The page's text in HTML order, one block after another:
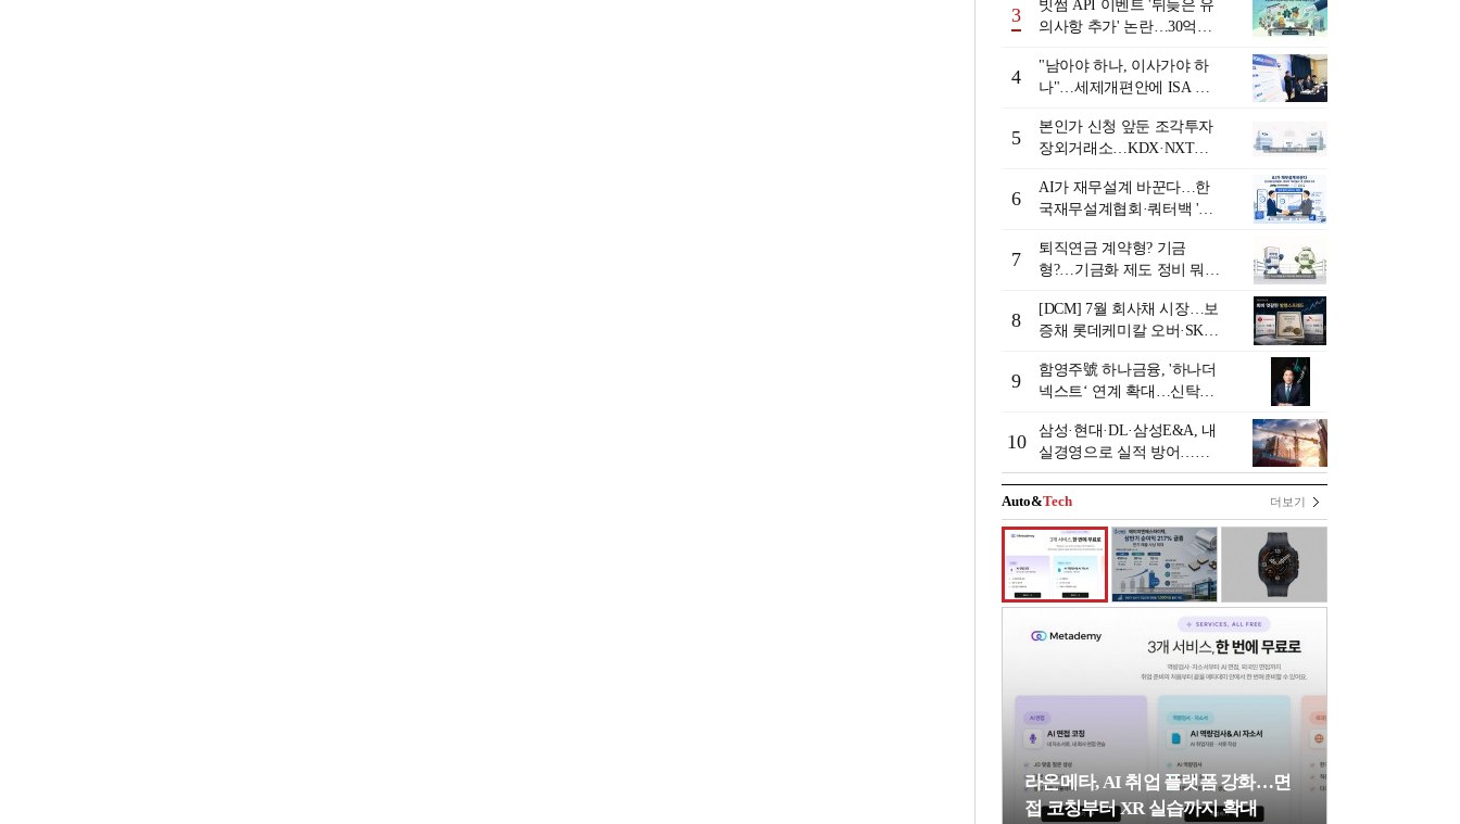
3
빗썸 API 이벤트 '뒤늦은 유
의사항 추가' 논란…30억원
발
4
"남아야 하나, 이사가야 하
나"…세제개편안에 ISA 투
5
본인가 신청 앞둔 조각투자
장외거래소…KDX·NXT컨
6
AI가 재무설계 바꾼다…한
국재무설계협회·쿼터백 '베
7
퇴직연금 계약형? 기금
형?…기금화 제도 정비 뭐길
(상)]
8
[DCM] 7월 회사채 시장…보
증채 롯데케미칼 오버·SK에
9
함영주號 하나금융, '하나더
넥스트‘ 연계 확대…신탁수
니어 비즈니스 돋보기]
10
삼성·현대·DL·삼성E&A, 내
실경영으로 실적 방어…미
래 먹거리 경쟁 본격화
Auto&Tech 더보기
라온메타, AI 취업 플랫폼 강화…면
접 코칭부터 XR 실습까지 확대